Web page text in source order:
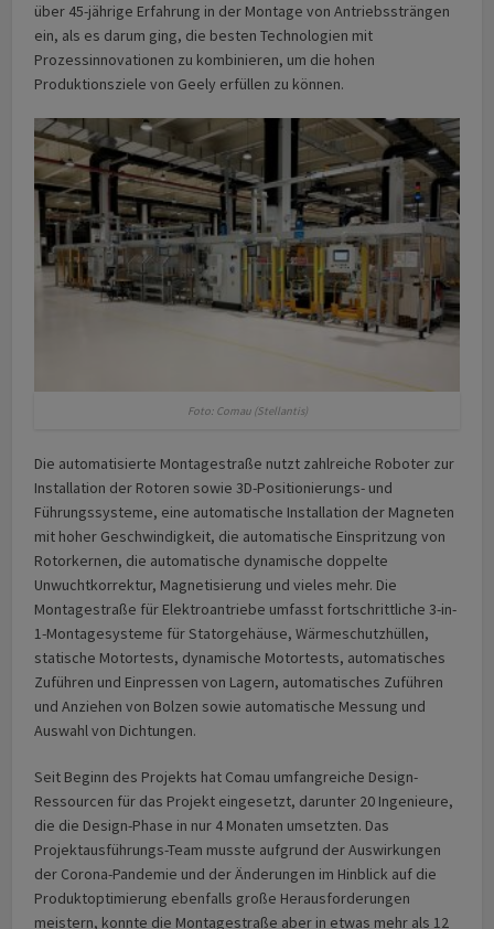
über 45-jährige Erfahrung in der Montage von Antriebssträngen
ein, als es darum ging, die besten Technologien mit
Prozessinnovationen zu kombinieren, um die hohen
Produktionsziele von Geely erfüllen zu können.
Foto: Comau (Stellantis)
Die automatisierte Montagestraße nutzt zahlreiche Roboter zur
Installation der Rotoren sowie 3D-Positionierungs- und
Führungssysteme, eine automatische Installation der Magneten
mit hoher Geschwindigkeit, die automatische Einspritzung von
Rotorkernen, die automatische dynamische doppelte
Unwuchtkorrektur, Magnetisierung und vieles mehr. Die
Montagestraße für Elektroantriebe umfasst fortschrittliche 3-in-
1-Montagesysteme für Statorgehäuse, Wärmeschutzhüllen,
statische Motortests, dynamische Motortests, automatisches
Zuführen und Einpressen von Lagern, automatisches Zuführen
und Anziehen von Bolzen sowie automatische Messung und
Auswahl von Dichtungen.
Seit Beginn des Projekts hat Comau umfangreiche Design-
Ressourcen für das Projekt eingesetzt, darunter 20 Ingenieure,
die die Design-Phase in nur 4 Monaten umsetzten. Das
Projektausführungs-Team musste aufgrund der Auswirkungen
der Corona-Pandemie und der Änderungen im Hinblick auf die
Produktoptimierung ebenfalls große Herausforderungen
meistern, konnte die Montagestraße aber in etwas mehr als 12